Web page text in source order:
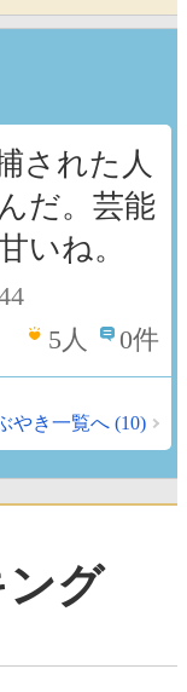
された人
だ。芸能
いね。
5人 0件
やき一覧へ (10)
グ